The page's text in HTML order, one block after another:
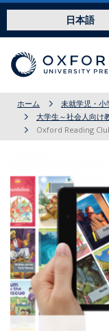
日本語
ホーム 未就学児・小
大学生～社会人向け
Oxford Reading